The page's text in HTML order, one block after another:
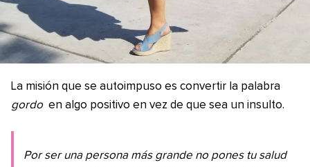
La misión que se autoimpuso es convertir la palabra
gordo en algo positivo en vez de que sea un insulto.
Por ser una persona más grande no pones tu salud